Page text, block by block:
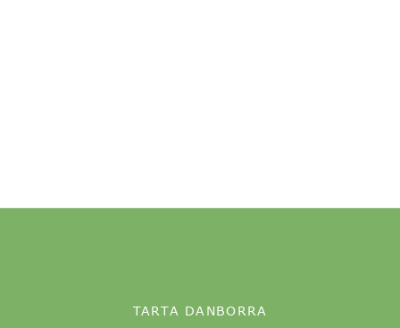
TARTA DANBORRA